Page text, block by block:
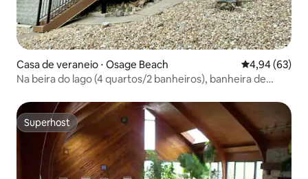
Casa de veraneio ⋅ Osage Beach 4,94 de uma
4,94 (63)
Na beira do lago (4 quartos/2 banheiros), banheira de
Superhost
Superhost